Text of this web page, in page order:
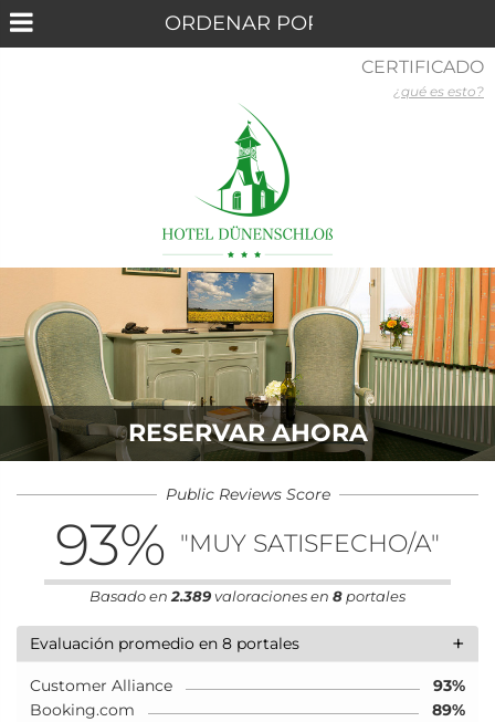
RESERVAR AHORA
Public Reviews Score
93% "MUY SATISFECHO/A"
Basado en 2.389valoraciones en 8 portales
+
Evaluación promedio en 8 portales
Customer Alliance
93%
Booking.com
89%
CERTIFICADO
¿qué es esto?